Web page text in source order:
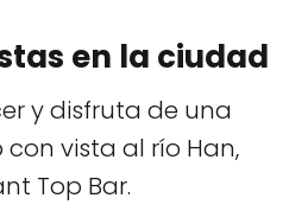
en la ciudad
y disfruta de una
vista al río Han,
Top Bar.